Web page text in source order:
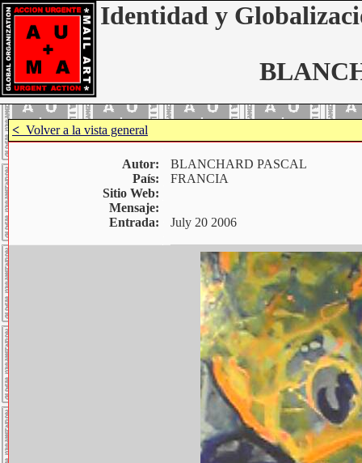
Identidad y
< Volver a la vista general
Autor:
País:
Sitio Web:
Mensaje:
BLANCHARD PASCAL
FRANCIA
Entrada: July 20 2006